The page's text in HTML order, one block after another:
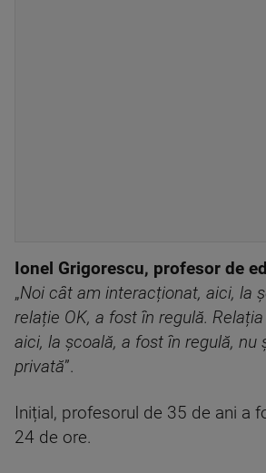
Ionel Grigorescu, profesor de
„Noi cât am interacționat, aici, la
relație OK, a fost în regulă.
aici, la școală, a fost în regulă, nu
privată”.
Inițial, profesorul de 35 de ani a
24 de ore.